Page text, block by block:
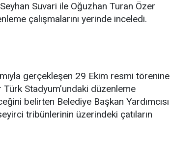
Suvari ile Oğuzhan Turan Özer
çalışmalarını yerinde inceledi.
gerçekleşen 29 Ekim resmi törenine
Stadyum’undaki düzenleme
belirten Belediye Başkan Yardımcısı
tribünlerinin üzerindeki çatıların